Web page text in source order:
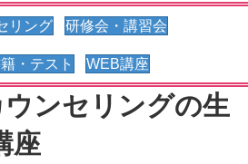
リング(opens in new tab)
研修会・講習会
・テスト WEB講座
ンセリングの生
座